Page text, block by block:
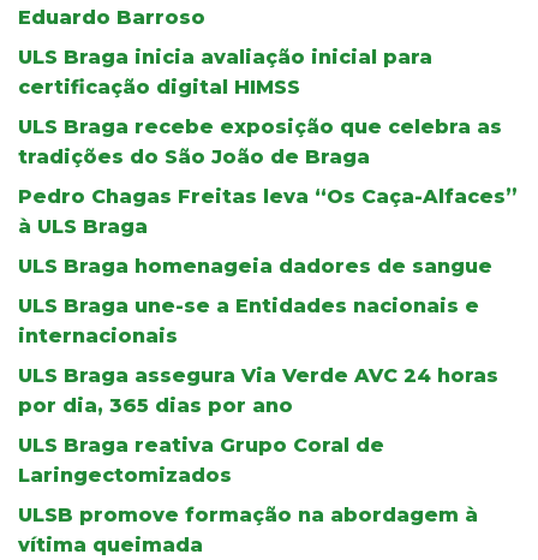
Eduardo Barroso
ULS Braga inicia avaliação inicial para
certificação digital HIMSS
ULS Braga recebe exposição que celebra as
tradições do São João de Braga
Pedro Chagas Freitas leva “Os Caça-Alfaces”
à ULS Braga
ULS Braga homenageia dadores de sangue
ULS Braga une-se a Entidades nacionais e
internacionais
ULS Braga assegura Via Verde AVC 24 horas
por dia, 365 dias por ano
ULS Braga reativa Grupo Coral de
Laringectomizados
ULSB promove formação na abordagem à
vítima queimada